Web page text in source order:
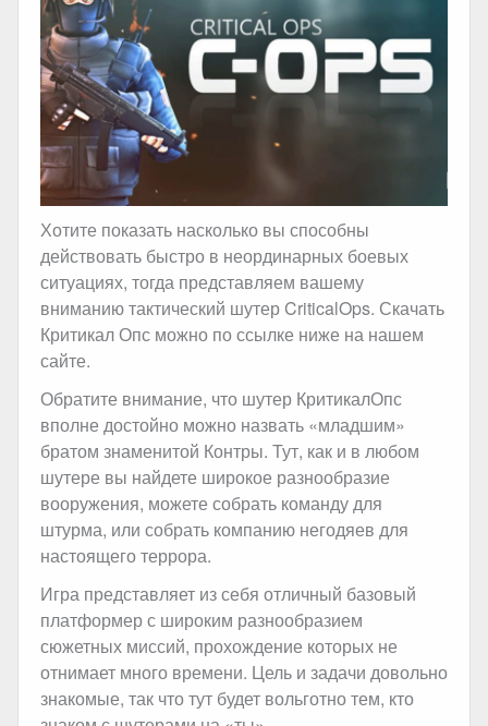
Хотите показать насколько вы способны
действовать быстро в неординарных боевых
ситуациях, тогда представляем вашему
вниманию тактический шутер CriticalOps. Скачать
Критикал Опс можно по ссылке ниже на нашем
сайте.
Обратите внимание, что шутер КритикалОпс
вполне достойно можно назвать «младшим»
братом знаменитой Контры. Тут, как и в любом
шутере вы найдете широкое разнообразие
вооружения, можете собрать команду для
штурма, или собрать компанию негодяев для
настоящего террора.
Игра представляет из себя отличный базовый
платформер с широким разнообразием
сюжетных миссий, прохождение которых не
отнимает много времени. Цель и задачи довольно
знакомые, так что тут будет вольготно тем, кто